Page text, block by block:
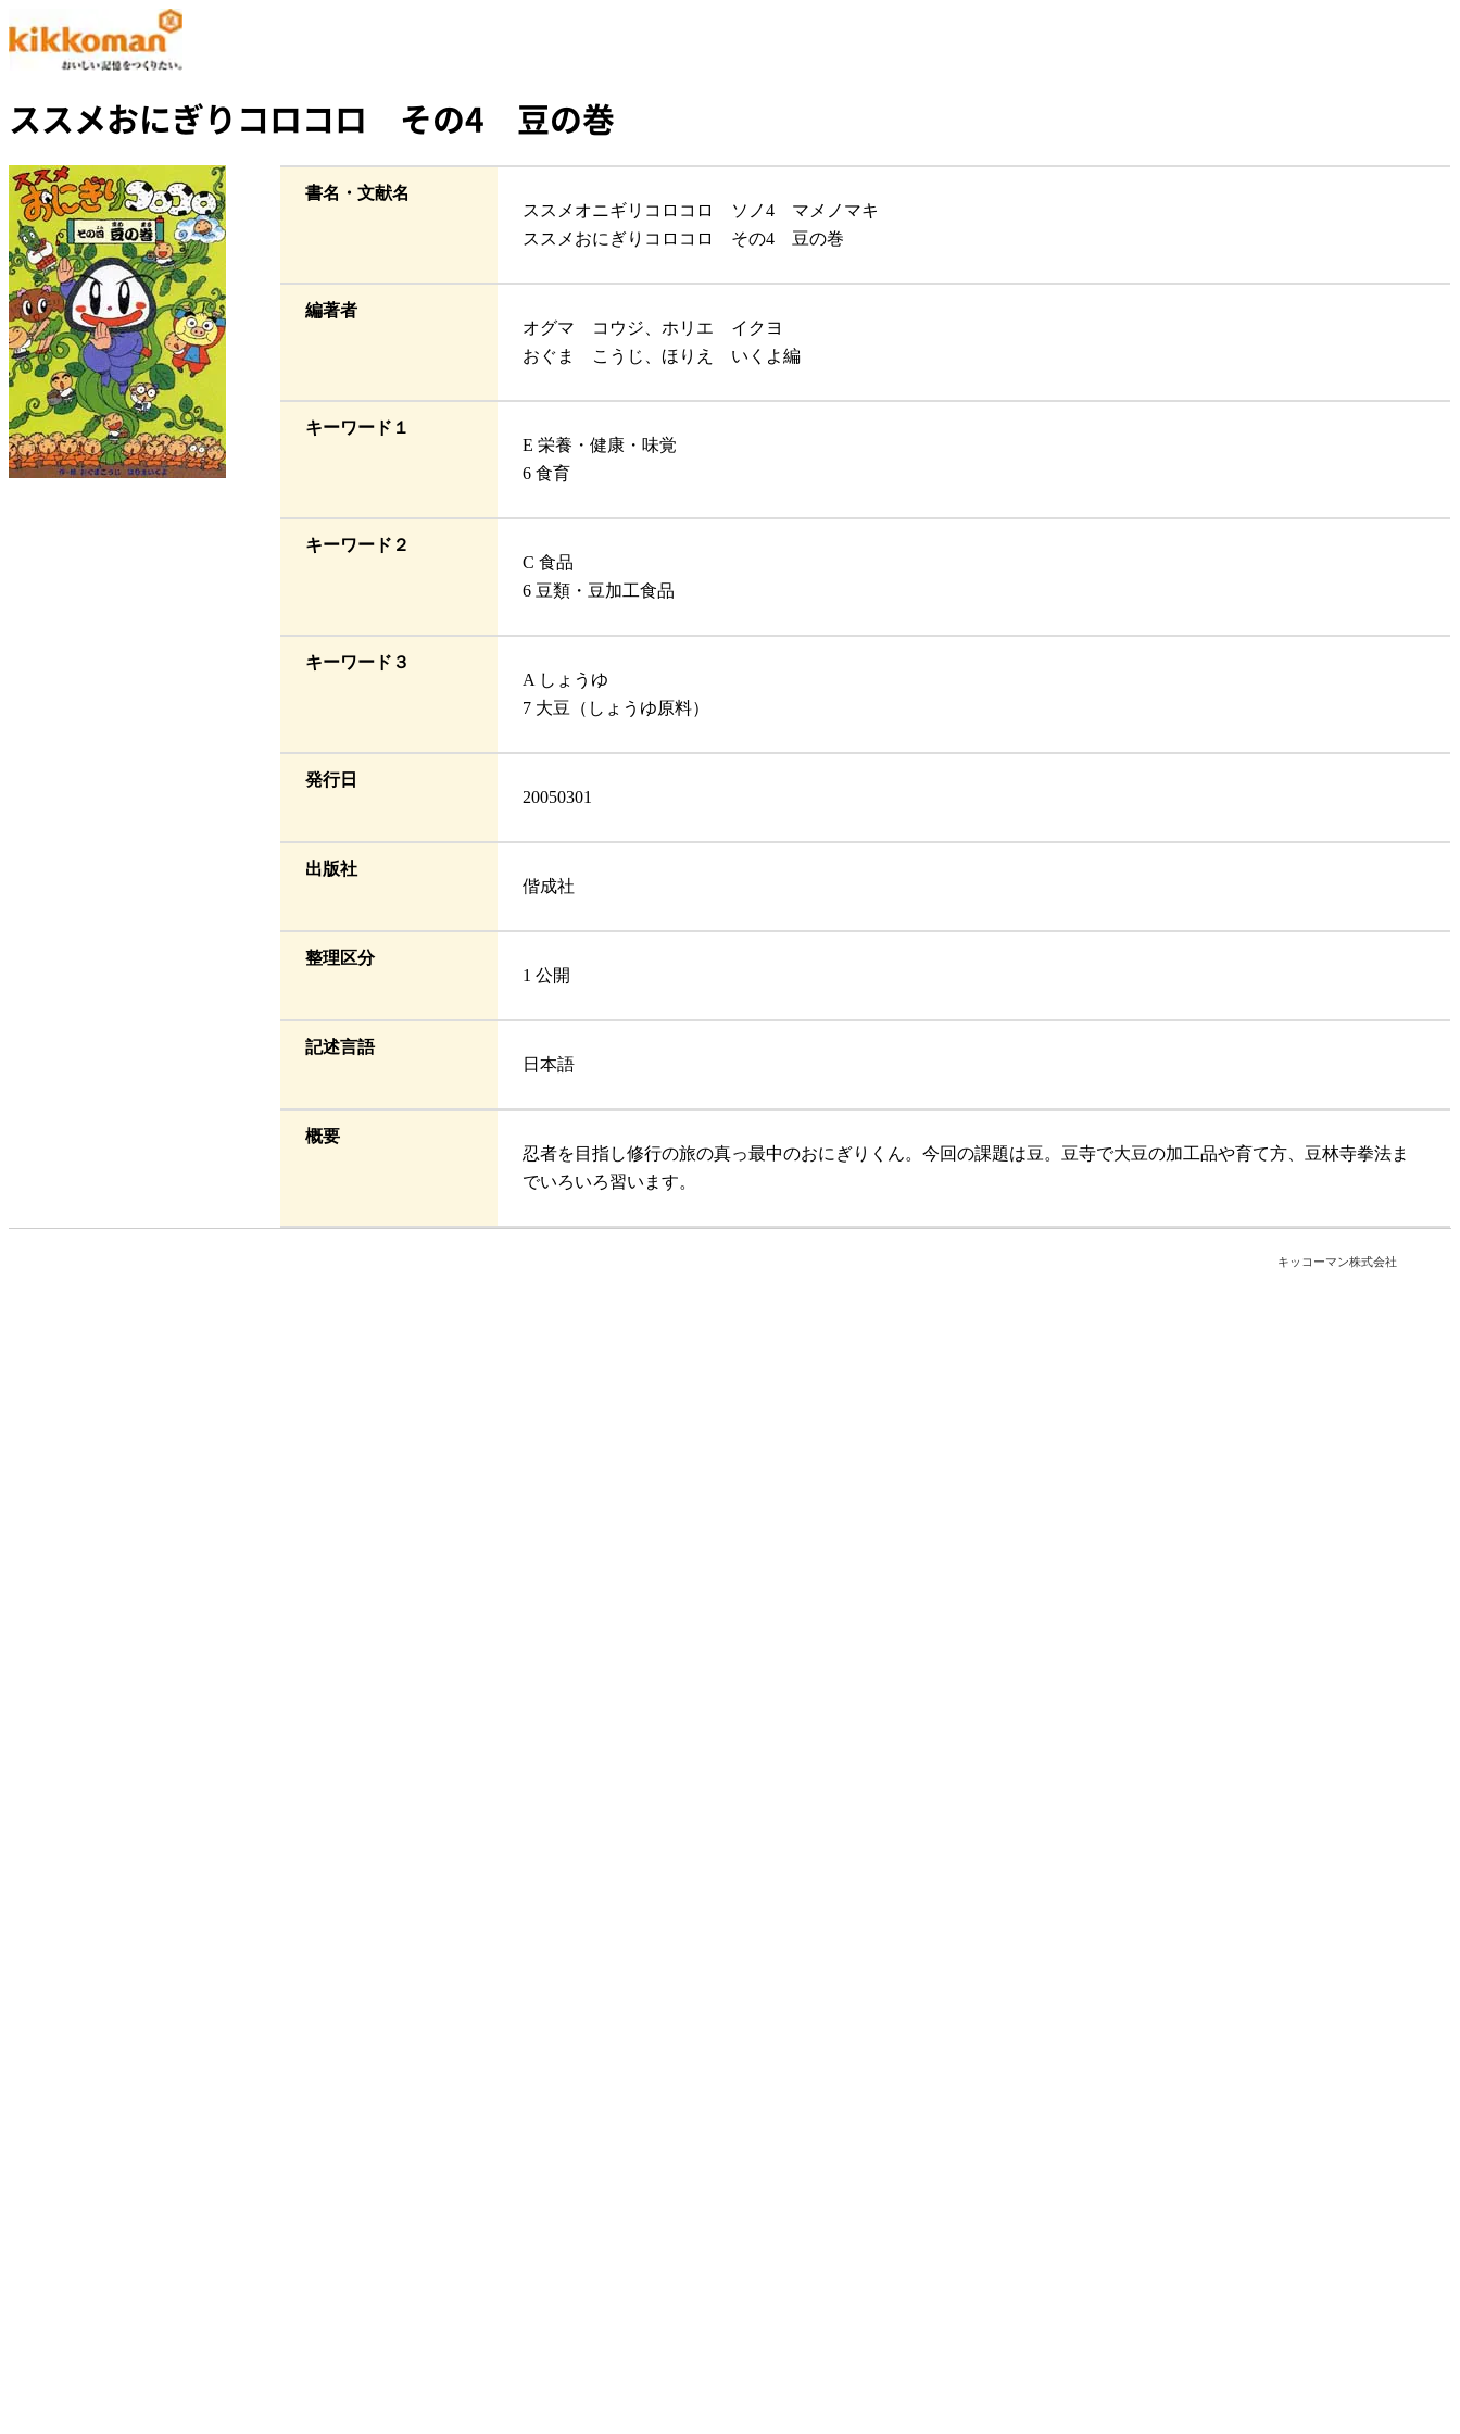
ススメおにぎりコロコロ その4 豆の巻
書名・文献名
ススメオニギリコロコロ ソノ4 マメノマキ
ススメおにぎりコロコロ その4 豆の巻
編著者
オグマ コウジ、ホリエ イクヨ
おぐま こうじ、ほりえ いくよ編
キーワード１
E 栄養・健康・味覚
6 食育
キーワード２
C 食品
6 豆類・豆加工食品
キーワード３
A しょうゆ
7 大豆（しょうゆ原料）
発行日
20050301
出版社
偕成社
整理区分
1 公開
記述言語
日本語
概要
忍者を目指し修行の旅の真っ最中のおにぎりくん。今回の課題は豆。豆寺で大豆の加工品や育て方、豆林寺拳法ま
でいろいろ習います。
キッコーマン株式会社